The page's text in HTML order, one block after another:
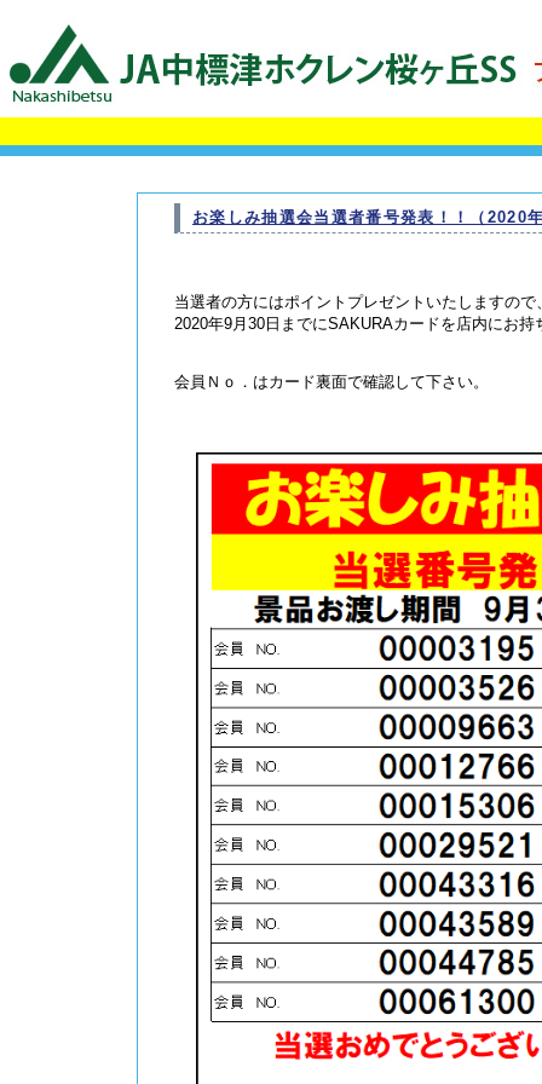
お楽しみ抽選会当選者番号発表！！（2020
当選者の方にはポイントプレゼントいたしますので
2020年9月30日までにSAKURAカードを店内にお持
会員Ｎｏ．はカード裏面で確認して下さい。